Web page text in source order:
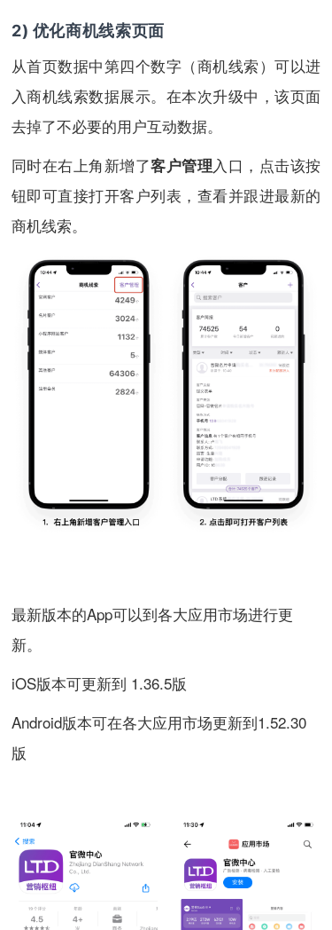
2) 优化商机线索页面
从首页数据中第四个数字（商机线索）可以进
入商机线索数据展示。在本次升级中，该页面
去掉了不必要的用户互动数据。
同时在右上角新增了客户管理入口，点击该按
钮即可直接打开客户列表，查看并跟进最新的
商机线索。
最新版本的App可以到各大应用市场进行更
新。
iOS版本可更新到 1.36.5版
Android版本可在各大应用市场更新到1.52.30
版